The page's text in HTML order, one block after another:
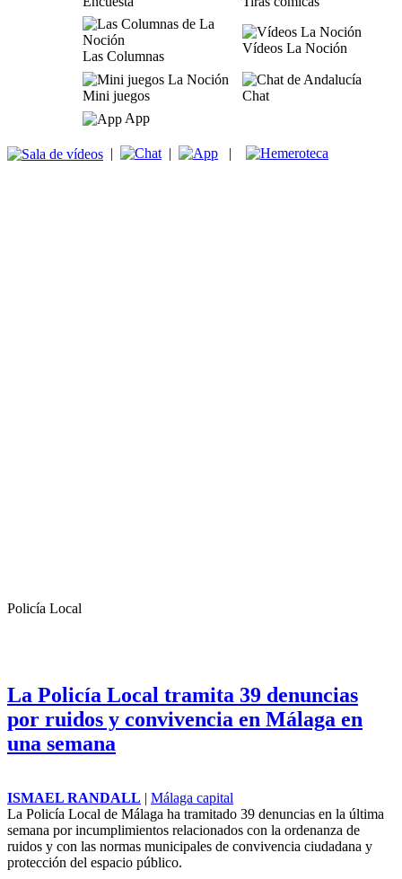
Las Columnas
Vídeos La Noción
Mini juegos
Chat
App
| | |
Policía Local
La Policía Local tramita 39 denuncias
por ruidos y convivencia en Málaga en
una semana
ISMAEL RANDALL | Málaga capital
La Policía Local de Málaga ha tramitado 39 denuncias en la última
semana por incumplimientos relacionados con la ordenanza de
ruidos y con las normas municipales de convivencia ciudadana y
protección del espacio público.